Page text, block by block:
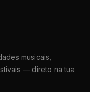
musicais,
— direto na tua